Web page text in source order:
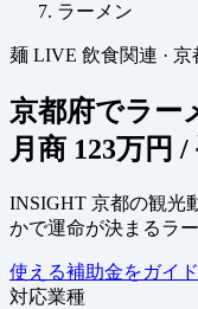
ラーメン
麺 LIVE 飲食関連 · 京
京都府でラー
月商 123万円 /
INSIGHT 京都の観光
かで運命が決まるラ
使える補助金をガイ
対応業種